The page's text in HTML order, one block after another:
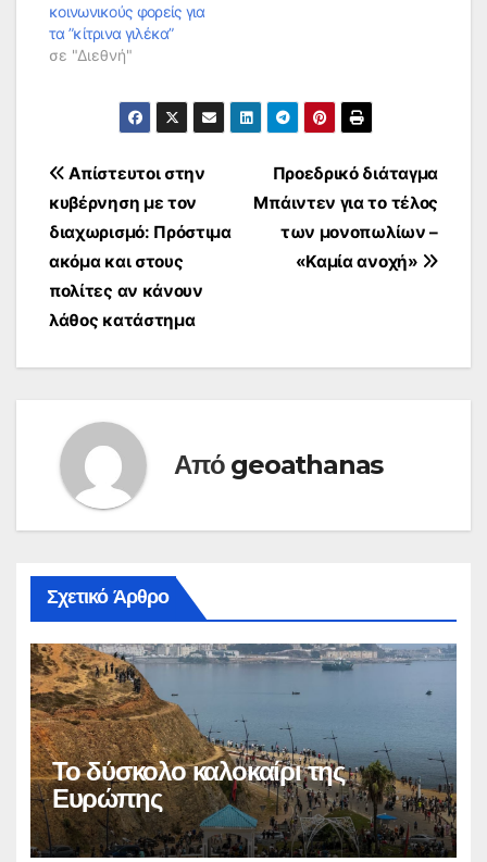
κοινωνικούς φορείς για
τα ”κίτρινα γιλέκα”
σε "Διεθνή"
Πλοήγηση
άρθρων
Προεδρικό διάταγμα
Μπάιντεν για το τέλος
των μονοπωλίων –
«Καμία ανοχή»
Απίστευτοι στην
κυβέρνηση με τον
διαχωρισμό: Πρόστιμα
ακόμα και στους
πολίτες αν κάνουν
λάθος κατάστημα
Από geoathanas
Σχετικό Άρθρο
Το δύσκολο καλοκαίρι της
Ευρώπης